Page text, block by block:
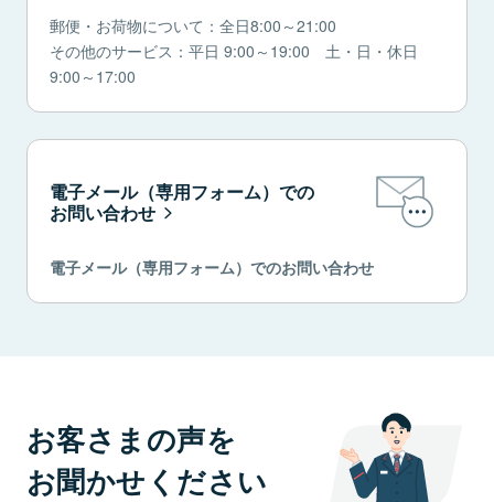
郵便・お荷物について：全日8:00～21:00
その他のサービス：平日 9:00～19:00 土・日・休日
9:00～17:00
電子メール（専用フォーム）での
お問い合わせ
電子メール（専用フォーム）でのお問い合わせ
お客さまの声を
お聞かせください